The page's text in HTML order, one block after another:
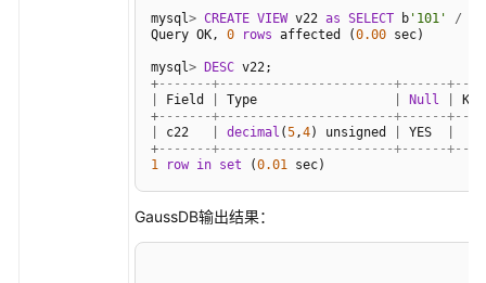
mysql> CREATE VIEW v22 as SELECT b '101' /
Query OK, 0 rows affected (0.00 sec)
mysql> DESC
+-------+-----------------------+------
Field Type Null
+-------+-----------------------+------
c22 decimal (5,4) unsigned YES
+-------+-----------------------+------
1
row in set (0.01
GaussDB输出结果：